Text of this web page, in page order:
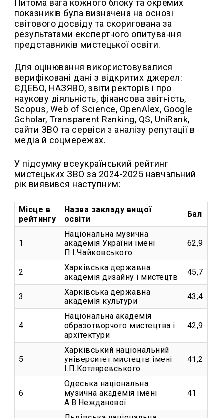
Питома вага кожного блоку та окремих
показників була визначена на основі
світового досвіду та скоригована за
результатами експертного опитування
представників мистецької освіти.
Для оцінювання використовувалися
верифіковані дані з відкритих джерел:
ЄДЕБО, НАЗЯВО, звіти ректорів і про
наукову діяльність, фінансова звітність,
Scopus, Web of Science, OpenAlex, Google
Scholar, Transparent Ranking, QS, UniRank,
сайти ЗВО та сервіси з аналізу репутації в
медіа й соцмережах.
У підсумку всеукраїнський рейтинг
мистецьких ЗВО за 2024-2025 навчальний
рік виявився наступним:
Місце в
рейтингу
Назва закладу вищої
освіти
Бал
1
Національна музична
академія України імені
П.І.Чайковського
62,9
2
Харківська державна
академія дизайну і мистецтв
45,7
3
Харківська державна
академія культури
43,4
4
Національна академія
образотворчого мистецтва і
архітектури
42,9
5
Харківський національний
університет мистецтв імені
І.П.Котляревського
41,2
6
Одеська національна
музична академія імені
А.В.Нежданової
41